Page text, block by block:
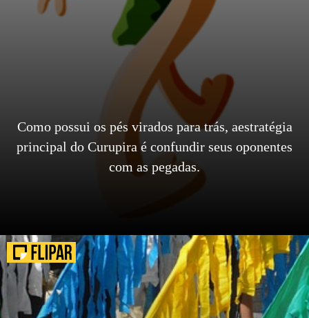
Como possui os pés virados para trás, aestratégia
principal do Curupira é confundir seus oponentes
com as pegadas.